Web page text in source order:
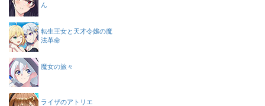
ん
転生王女と天才令嬢の魔
法革命
魔女の旅々
ライザのアトリエ